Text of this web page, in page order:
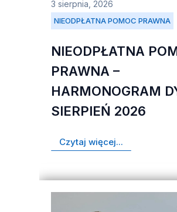
NIEODPŁATNA POMOC PRAWNA
3 sierpnia, 2026
NIEODPŁATNA
PRAWNA –
HARMONOGRAM
SIERPIEŃ 2026
Czytaj więcej...